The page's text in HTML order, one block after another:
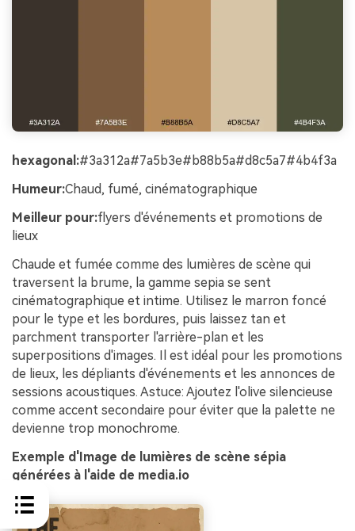
hexagonal:#3a312a#7a5b3e#b88b5a#d8c5a7#4b4f3a
Humeur:Chaud, fumé, cinématographique
Meilleur pour:flyers d'événements et promotions de
lieux
Chaude et fumée comme des lumières de scène qui
traversent la brume, la gamme sepia se sent
cinématographique et intime. Utilisez le marron foncé
pour le type et les bordures, puis laissez tan et
parchment transporter l'arrière-plan et les
superpositions d'images. Il est idéal pour les promotions
de lieux, les dépliants d'événements et les annonces de
sessions acoustiques. Astuce: Ajoutez l'olive silencieuse
comme accent secondaire pour éviter que la palette ne
devienne trop monochrome.
Exemple d'Image de lumières de scène sépia
générées à l'aide de media.io